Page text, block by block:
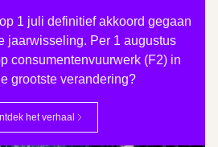
1 juli definitief akkoord gegaan
jaarwisseling. Per 1 augustus
consumentenvuurwerk (F2) in
grootste verandering?
het verhaal